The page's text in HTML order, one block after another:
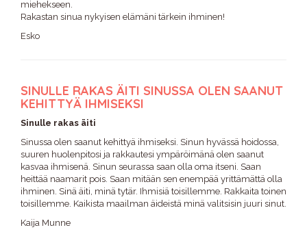
miehekseen.
Rakastan sinua nykyisen elämäni tärkein ihminen!
Esko
SINULLE RAKAS ÄITI SINUSSA OLEN SAANUT
KEHITTYÄ IHMISEKSI
Sinulle rakas äiti
Sinussa olen saanut kehittyä ihmiseksi. Sinun hyvässä hoidossa,
suuren huolenpitosi ja rakkautesi ympäröimänä olen saanut
kasvaa ihmisenä. Sinun seurassa saan olla oma itseni. Saan
heittää naamarit pois. Saan mitään sen enempää yrittämättä olla
ihminen. Sinä äiti, minä tytär. Ihmisiä toisillemme. Rakkaita toinen
toisillemme. Kaikista maailman äideistä minä valitsisin juuri sinut.
Kaija Munne